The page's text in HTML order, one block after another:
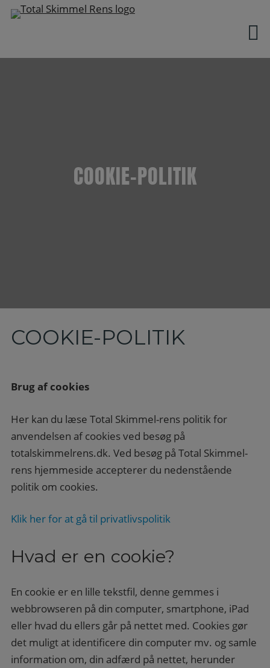
COOKIE-POLITIK
COOKIE-POLITIK
Brug af cookies
Her kan du læse Total Skimmel-rens politik for
anvendelsen af cookies ved besøg på
totalskimmelrens.dk. Ved besøg på Total Skimmel-
rens hjemmeside accepterer du nedenstående
politik om cookies.
Klik her for at gå til privatlivspolitik
Hvad er en cookie?
En cookie er en lille tekstfil, denne gemmes i
webbrowseren på din computer, smartphone, iPad
eller hvad du ellers går på nettet med. Cookies gør
det muligt at identificere din computer mv. og samle
information om, din adfærd på nettet, herunder